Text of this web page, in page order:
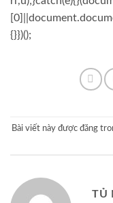
{}})();
Bài viết này được đăng
TỦ